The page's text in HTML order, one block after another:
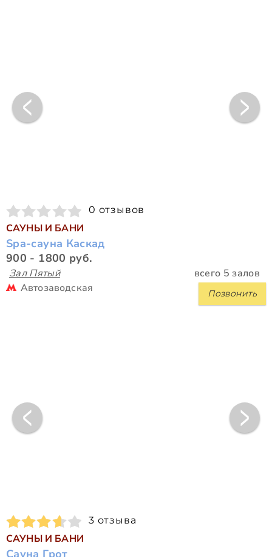
0 отзывов
САУНЫ И БАНИ
Spa-сауна Каскад
900 - 1800 руб.
Зал Пятый всего 5 залов
Позвонить
Автозаводская
3 отзыва
САУНЫ И БАНИ